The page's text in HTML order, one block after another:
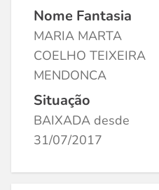
Nome Fantasia
MARIA MARTA
COELHO TEIXEIRA
MENDONCA
Situação
BAIXADA desde
31/07/2017